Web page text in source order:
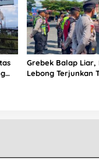
Grebek Balap Liar,
Lebong Terjunkan